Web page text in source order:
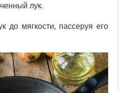
лук.
до мягкости, пассеруя его